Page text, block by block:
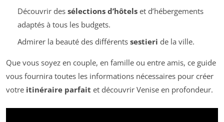
Découvrir des sélections d’hôtelset d’hébergements
adaptés à tous les budgets.
Admirer la beauté des différents sestieri de la ville.
Que vous soyez en couple, en famille ou entre amis, ce guide
vous fournira toutes les informations nécessaires pour créer
votre itinéraire parfait et découvrir Venise en profondeur.